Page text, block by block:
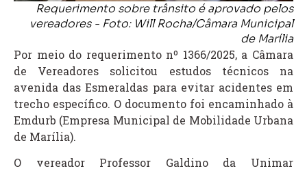
Requerimento sobre trânsito é aprovado pelos
vereadores - Foto: Will Rocha/Câmara Municipal
de Marília
Por meio do requerimento nº 1366/2025, a Câmara
de Vereadores solicitou estudos técnicos na
avenida das Esmeraldas para evitar acidentes em
trecho específico. O documento foi encaminhado à
Emdurb (Empresa Municipal de Mobilidade Urbana
de Marília).
O vereador Professor Galdino da Unimar